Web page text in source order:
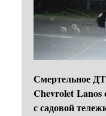
Смертельное
Chevrolet Lanos
с садовой